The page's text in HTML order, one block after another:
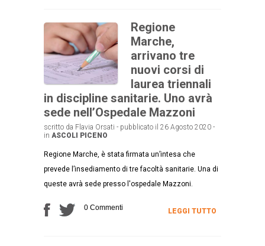
Regione
Marche,
arrivano tre
nuovi corsi di
laurea triennali
in discipline sanitarie. Uno avrà
sede nell’Ospedale Mazzoni
scritto da Flavia Orsati - pubblicato il 26 Agosto 2020 -
in ASCOLI PICENO
Regione Marche, è stata firmata un’intesa che
prevede l’insediamento di tre facoltà sanitarie. Una di
queste avrà sede presso l'ospedale Mazzoni.
0 Commenti LEGGI TUTTO